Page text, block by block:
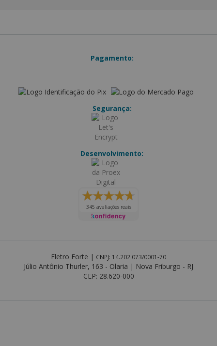
Pagamento:
Segurança:
Desenvolvimento:
345 avaliações reais
Eletro Forte | CNPJ: 14.202.073/0001-70
Júlio Antônio Thurler, 163 - Olaria | Nova Friburgo - RJ
CEP: 28.620-000